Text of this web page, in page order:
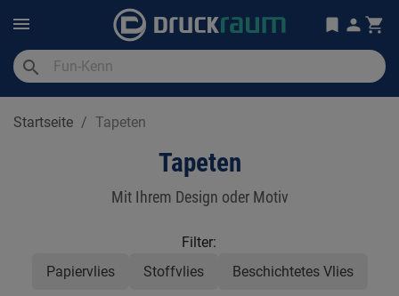
search
Startseite Tapeten
Tapeten
Mit Ihrem Design oder Motiv
Filter:
Papiervlies
Stoffvlies Beschichtetes Vlies